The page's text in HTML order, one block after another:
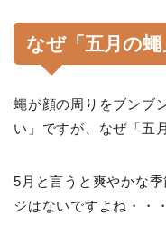
なぜ「五月の
蠅が顔の周りをブンブ
い」ですが、なぜ「五
5月と言うと爽やかな
ジはないですよね・・・